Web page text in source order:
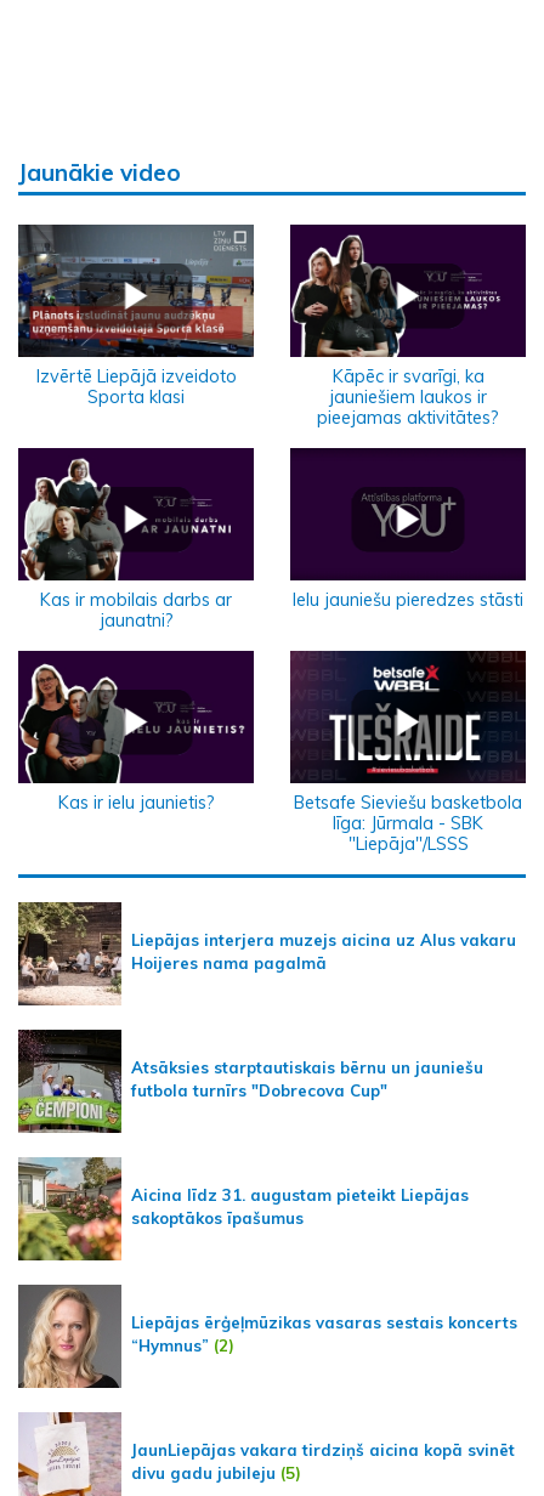
Jaunākie video
Izvērtē Liepājā izveidoto
Sporta klasi
Kāpēc ir svarīgi, ka
jauniešiem laukos ir
pieejamas aktivitātes?
Kas ir mobilais darbs ar
jaunatni?
Ielu jauniešu pieredzes stāsti
Kas ir ielu jaunietis?
Betsafe Sieviešu basketbola
līga: Jūrmala - SBK
"Liepāja"/LSSS
Liepājas interjera muzejs aicina uz Alus vakaru
Hoijeres nama pagalmā
Atsāksies starptautiskais bērnu un jauniešu
futbola turnīrs "Dobrecova Cup"
Aicina līdz 31. augustam pieteikt Liepājas
sakoptākos īpašumus
Liepājas ērģeļmūzikas vasaras sestais koncerts
“Hymnus” (2)
JaunLiepājas vakara tirdziņš aicina kopā svinēt
divu gadu jubileju (5)